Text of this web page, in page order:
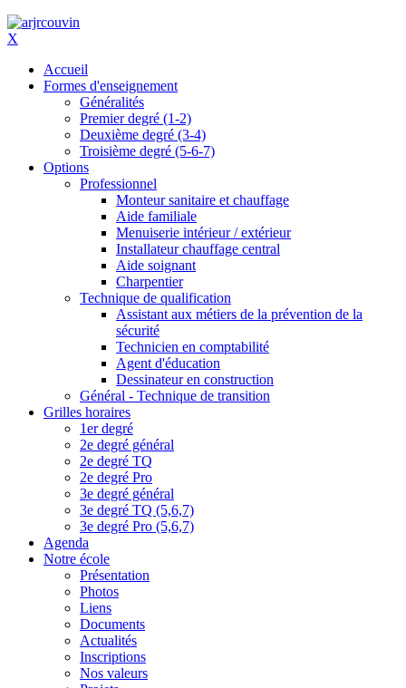
X
Accueil
Formes d'enseignement
Généralités
Premier degré (1-2)
Deuxième degré (3-4)
Troisième degré (5-6-7)
Options
Professionnel
Monteur sanitaire et chauffage
Aide familiale
Menuiserie intérieur / extérieur
Installateur chauffage central
Aide soignant
Charpentier
Technique de qualification
Assistant aux métiers de la prévention de la
sécurité
Technicien en comptabilité
Agent d'éducation
Dessinateur en construction
Général - Technique de transition
Grilles horaires
1er degré
2e degré général
2e degré TQ
2e degré Pro
3e degré général
3e degré TQ (5,6,7)
3e degré Pro (5,6,7)
Agenda
Notre école
Présentation
Photos
Liens
Documents
Actualités
Inscriptions
Nos valeurs